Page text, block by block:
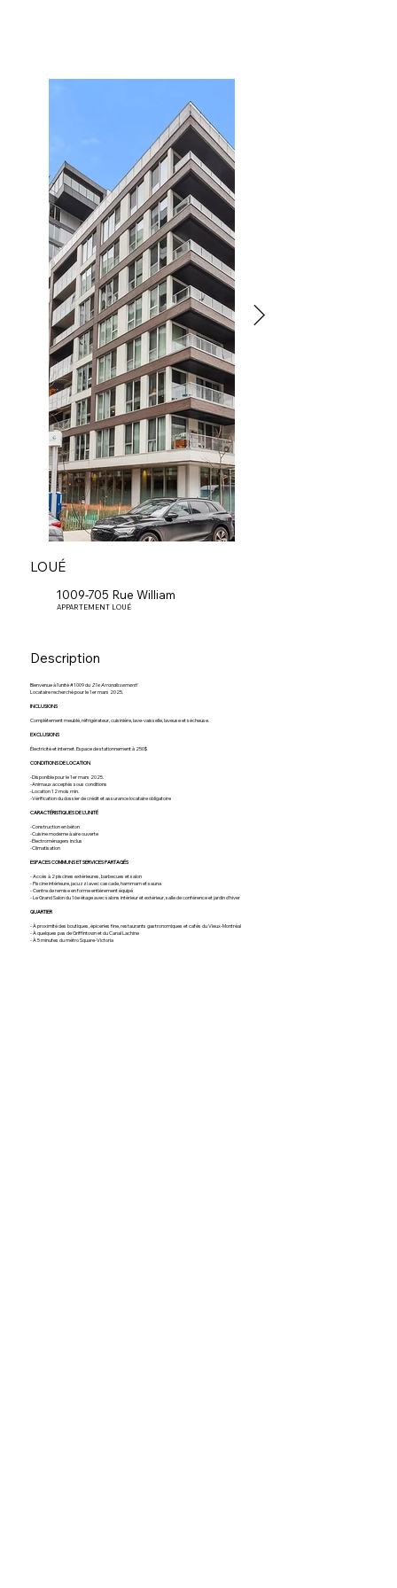
1009-705 Rue William
APPARTEMENT LOUÉ
LOUÉ
Description
Bienvenue à l’unité #1009 du 21e Arrondissement!
Locataire recherché pour le 1er mars 2025.
INCLUSIONS
Complètement meublé, réfrigérateur, cuisinière, lave-vaisselle, laveuse et sécheuse.
EXCLUSIONS
Électricité et internet. Espace de stationnement à 250$
CONDITIONS DE LOCATION
-Disponible pour le 1er mars 2025.
-Animaux acceptés sous conditions
-Location 12 mois min.
-Vérification du dossier de crédit et assurance locataire obligatoire
CARACTÉRISTIQUES DE L'UNITÉ
-Construction en béton
-Cuisine moderne à aire ouverte
-Électroménagers inclus
-Climatisation
ESPACES COMMUNS ET SERVICES PARTAGÉS
- Accès à 2 piscines extérieures, barbecues et salon
- Piscine intérieure, jacuzzi avec cascade, hammam et sauna
- Centre de remise en forme entièrement équipé
- Le Grand Salon du 16e étage avec salons intérieur et extérieur, salle de conférence et jardin d'hiver
QUARTIER
- À proximité des boutiques, épiceries fine, restaurants gastronomiques et cafés du Vieux-Montréal
- À quelques pas de Griffintown et du Canal Lachine
- À 5 minutes du métro Square-Victoria